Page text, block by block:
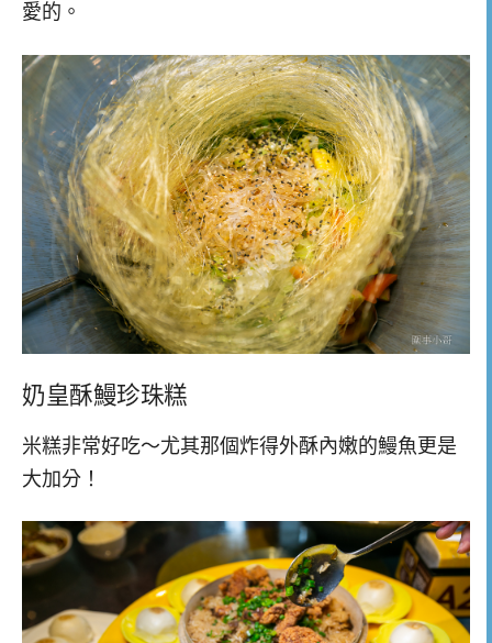
愛的。
奶皇酥鰻珍珠糕
米糕非常好吃～尤其那個炸得外酥內嫩的鰻魚更是
大加分！